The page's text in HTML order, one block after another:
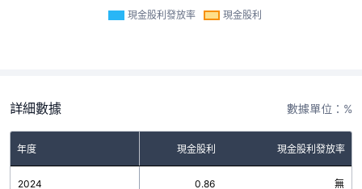
現金股利發放率 現金股利
詳細數據 數據單位：%
年度 現金股利 現金股利發放率
2024 0.86 無